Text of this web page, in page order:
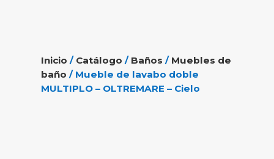
Inicio / Catálogo / Baños / Muebles de
baño / Mueble de lavabo doble
MULTIPLO – OLTREMARE – Cielo